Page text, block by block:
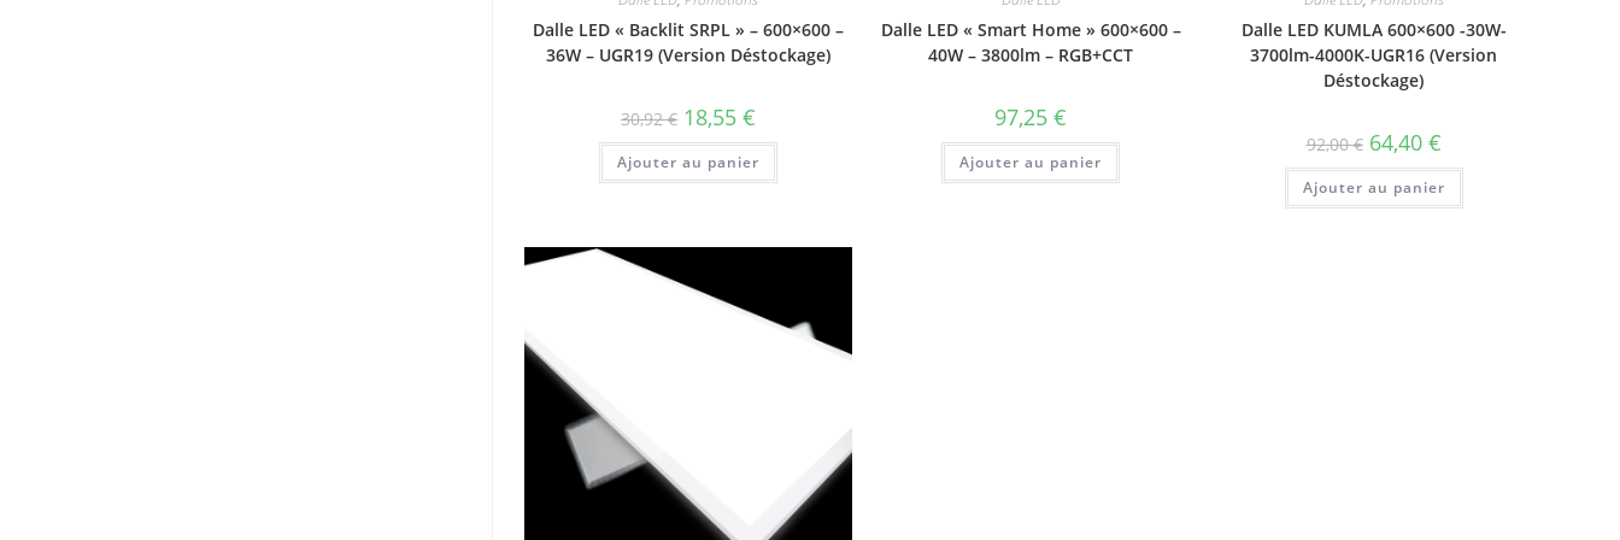
Dalle LED « Backlit SRPL » – 600×600 –
36W – UGR19 (Version Déstockage)
30,92€ Le
prix
initial
était :
30,92 €.
18,55€
actuel
est :
18,55 €.
Ajouter au panier
Dalle LED « Smart Home » 600×600 –
40W – 3800lm – RGB+CCT
97,25€
Ajouter au panier
Dalle LED KUMLA 600×600 -30W-
3700lm-4000K-UGR16 (Version
Déstockage)
92,00€ Le
prix
initial
était :
92,00 €.
64,40 €Le
prix
actuel
est :
64,40 €.
Ajouter au panier